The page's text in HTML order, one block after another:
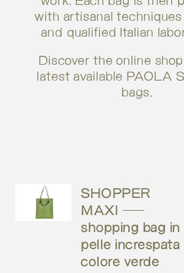
with artisanal techniques
and qualified Italian
Discover the online
latest available PAOLA
bags.
SHOPPER
MAXI –
shopping bag in
pelle increspata
colore verde